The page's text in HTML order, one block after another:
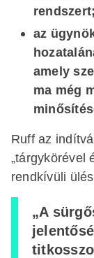
rendszert;
az
amely
ma még
Ruff az
„tárgykörével
rendkívüli
„A